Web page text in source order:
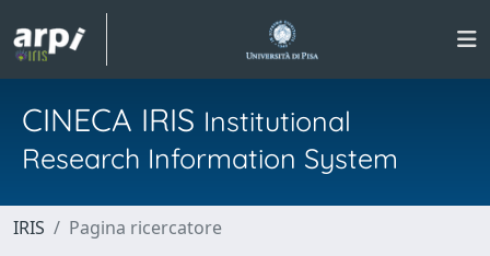
CINECA IRIS Institutional
Research Information System
IRIS Pagina ricercatore